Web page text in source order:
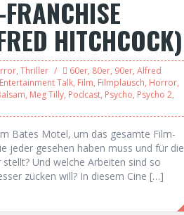
HITCHCOCK)
, Thriller 60er, 80er, 90er, Alfred
Talk, Film, Filmplausch, Horror,
, Meg Tilly, Podcast, Psycho, Psycho 2,
Bates Motel, um das gesamte Film-
jeder gesehen haben muss und für die
Und welche Arbeiten sind so
zücken will? In diesem Cine […]